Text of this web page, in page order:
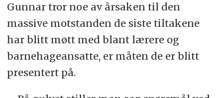
Gunnar tror noe av årsaken til den
massive motstanden de siste tiltakene
har blitt møtt med blant lærere og
barnehageansatte, er måten de er blitt
presentert på.